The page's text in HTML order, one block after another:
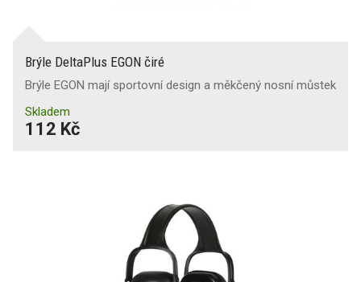
Brýle DeltaPlus EGON čiré
Brýle EGON mají sportovní design a měkčený nosní můstek
Skladem
112 Kč